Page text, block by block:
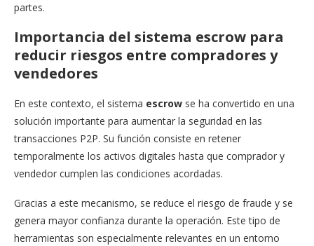
partes.
Importancia del sistema escrow para
reducir riesgos entre compradores y
vendedores
En este contexto, el sistema escrow se ha convertido en una
solución importante para aumentar la seguridad en las
transacciones P2P. Su función consiste en retener
temporalmente los activos digitales hasta que comprador y
vendedor cumplen las condiciones acordadas.
Gracias a este mecanismo, se reduce el riesgo de fraude y se
genera mayor confianza durante la operación. Este tipo de
herramientas son especialmente relevantes en un entorno